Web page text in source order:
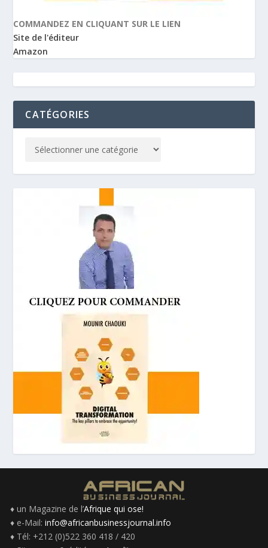
COMMANDEZ EN CLIQUANT SUR LE LIEN
Site de l'éditeur
Amazon
CATÉGORIES
♦ un Magazine de l’Afrique qui ose!
♦ e-Mail: info@africanbusinessjournal.info
♦ Tél: +212 (0)522 360 418 / 420